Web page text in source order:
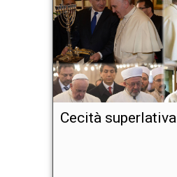
Cecità superlativa